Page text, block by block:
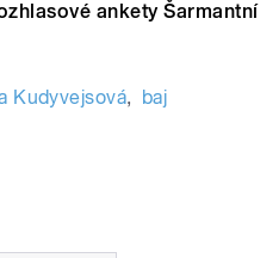
ankety Šarmantní
Kudyvejsová, baj